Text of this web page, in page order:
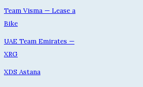
Team Visma — Lease a
Bike
UAE Team Emirates —
XRG
XDS Astana